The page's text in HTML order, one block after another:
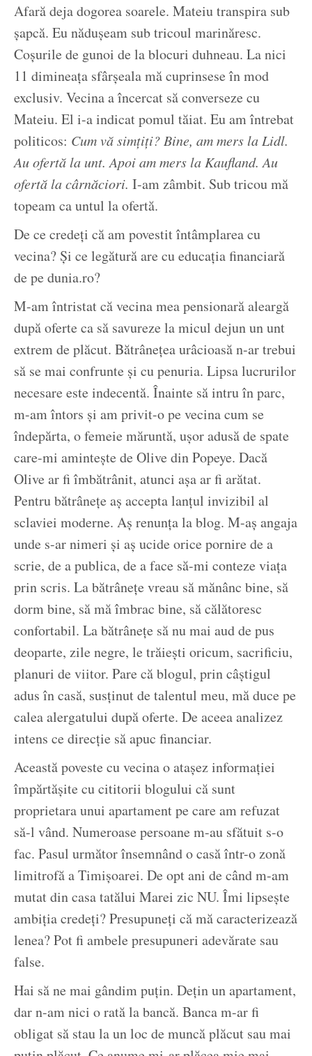
Afară deja dogorea soarele. Mateiu transpira sub
șapcă. Eu nădușeam sub tricoul marinăresc.
Coșurile de gunoi de la blocuri duhneau. La nici
11 dimineața sfârșeala mă cuprinsese în mod
exclusiv. Vecina a încercat să converseze cu
Mateiu. El i-a indicat pomul tăiat. Eu am întrebat
politicos: Cum vă simțiți? Bine, am mers la Lidl.
Au ofertă la unt. Apoi am mers la Kaufland. Au
ofertă la cârnăciori. I-am zâmbit. Sub tricou mă
topeam ca untul la ofertă.
De ce credeți că am povestit întâmplarea cu
vecina? Și ce legătură are cu educația financiară
de pe dunia.ro?
M-am întristat că vecina mea pensionară aleargă
după oferte ca să savureze la micul dejun un unt
extrem de plăcut. Bătrânețea urâcioasă n-ar trebui
să se mai confrunte și cu penuria. Lipsa lucrurilor
necesare este indecentă. Înainte să intru în parc,
m-am întors și am privit-o pe vecina cum se
îndepărta, o femeie măruntă, ușor adusă de spate
care-mi amintește de Olive din Popeye. Dacă
Olive ar fi îmbătrânit, atunci așa ar fi arătat.
Pentru bătrânețe aș accepta lanțul invizibil al
sclaviei moderne. Aș renunța la blog. M-aș angaja
unde s-ar nimeri și aș ucide orice pornire de a
scrie, de a publica, de a face să-mi conteze viața
prin scris. La bătrânețe vreau să mănânc bine, să
dorm bine, să mă îmbrac bine, să călătoresc
confortabil. La bătrânețe să nu mai aud de pus
deoparte, zile negre, le trăiești oricum, sacrificiu,
planuri de viitor. Pare că blogul, prin câștigul
adus în casă, susținut de talentul meu, mă duce pe
calea alergatului după oferte. De aceea analizez
intens ce direcție să apuc financiar.
Această poveste cu vecina o atașez informației
împărtășite cu cititorii blogului că sunt
proprietara unui apartament pe care am refuzat
să-l vând. Numeroase persoane m-au sfătuit s-o
fac. Pasul următor însemnând o casă într-o zonă
limitrofă a Timișoarei. De opt ani de când m-am
mutat din casa tatălui Marei zic NU. Îmi lipsește
ambiția credeți? Presupuneți că mă caracterizează
lenea? Pot fi ambele presupuneri adevărate sau
false.
Hai să ne mai gândim puțin. Dețin un apartament,
dar n-am nici o rată la bancă. Banca m-ar fi
obligat să stau la un loc de muncă plăcut sau mai